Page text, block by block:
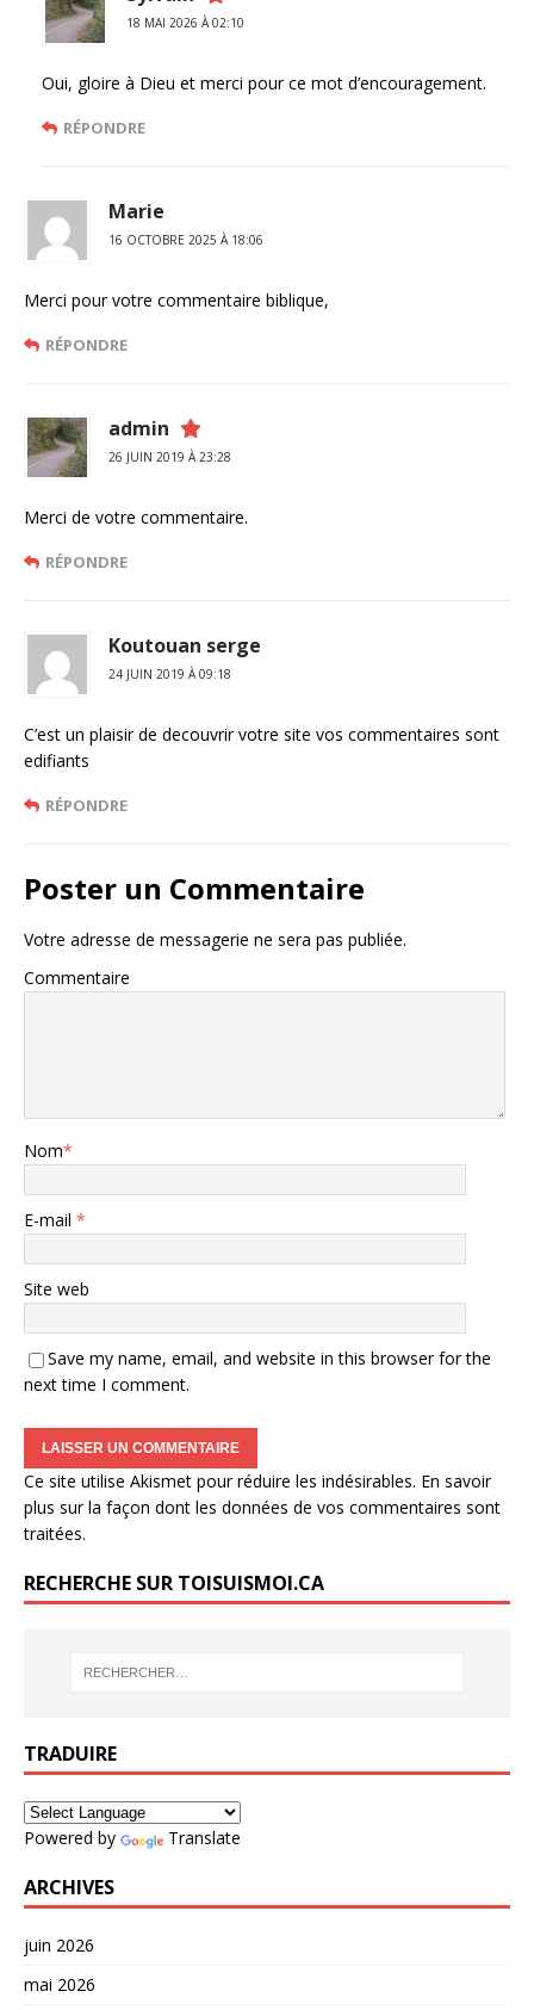
18 MAI 2026 À 02:10
Oui, gloire à Dieu et merci pour ce mot d’encouragement.
RÉPONDRE
Marie
16 OCTOBRE 2025 À 18:06
Merci pour votre commentaire biblique,
RÉPONDRE
admin
26 JUIN 2019 À 23:28
Merci de votre commentaire.
RÉPONDRE
Koutouan serge
24 JUIN 2019 À 09:18
C’est un plaisir de decouvrir votre site vos commentaires sont
edifiants
RÉPONDRE
Poster un Commentaire
Votre adresse de messagerie ne sera pas publiée.
Commentaire
Nom*
E-mail *
Site web
Save my name, email, and website in this browser for the
next time I comment.
Ce site utilise Akismet pour réduire les indésirables. En savoir
plus sur la façon dont les données de vos commentaires sont
traitées.
RECHERCHE SUR TOISUISMOI.CA
TRADUIRE
Powered by Translate
ARCHIVES
juin 2026
mai 2026